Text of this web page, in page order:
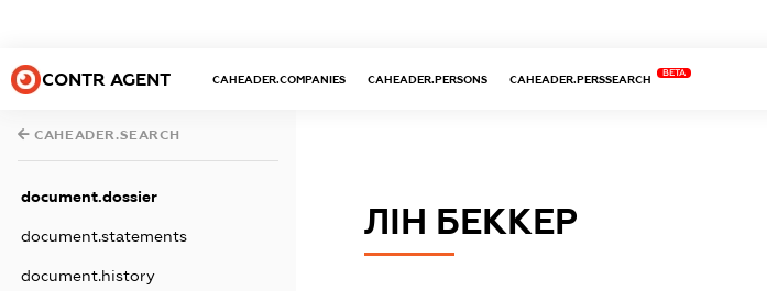
CONTR AGENT CAHEADER.COMPANIES CAHEADER.PERSONS CAHEADER.PERSSEARCH
BETA
CAHEADER.SEARCH
document.dossier
document.statements
document.history
ЛІН БЕККЕР